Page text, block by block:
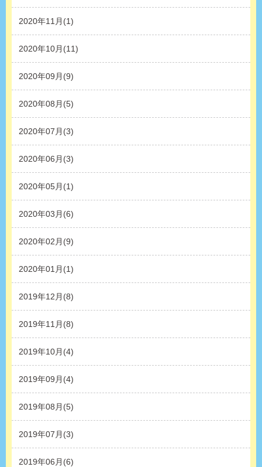
2020年11月(1)
2020年10月(11)
2020年09月(9)
2020年08月(5)
2020年07月(3)
2020年06月(3)
2020年05月(1)
2020年03月(6)
2020年02月(9)
2020年01月(1)
2019年12月(8)
2019年11月(8)
2019年10月(4)
2019年09月(4)
2019年08月(5)
2019年07月(3)
2019年06月(6)